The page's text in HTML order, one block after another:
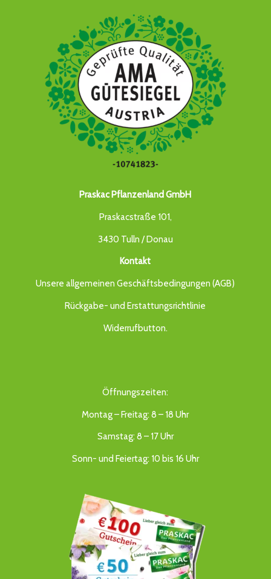
Praskac Pflanzenland GmbH
Praskacstraße 101,
3430 Tulln / Donau
Kontakt
Unsere allgemeinen Geschäftsbedingungen (AGB)
Rückgabe- und Erstattungsrichtlinie
Widerrufbutton.
Öffnungszeiten:
Montag – Freitag: 8 – 18 Uhr
Samstag: 8 – 17 Uhr
Sonn- und Feiertag: 10 bis 16 Uhr